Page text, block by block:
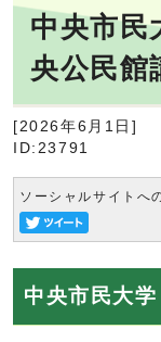
中央市民
央公民館
[2026年6月1日]
ID:23791
ソーシャルサイトへ
中央市民大学